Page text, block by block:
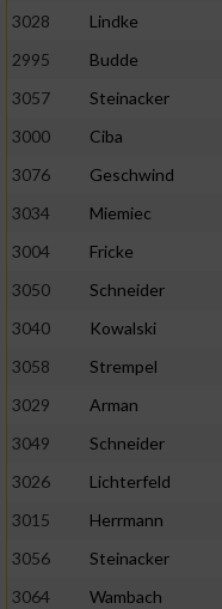
3028 Lindke
2995
Budde
3057
Steinacker
3000
Ciba
3076
Geschwind
3034
Miemiec
3004
Fricke
3050
Schneider
3040
Kowalski
3058
Strempel
3029
Arman
3049
Schneider
3026
Lichterfeld
3015
Herrmann
3056
Steinacker
3064
Wambach